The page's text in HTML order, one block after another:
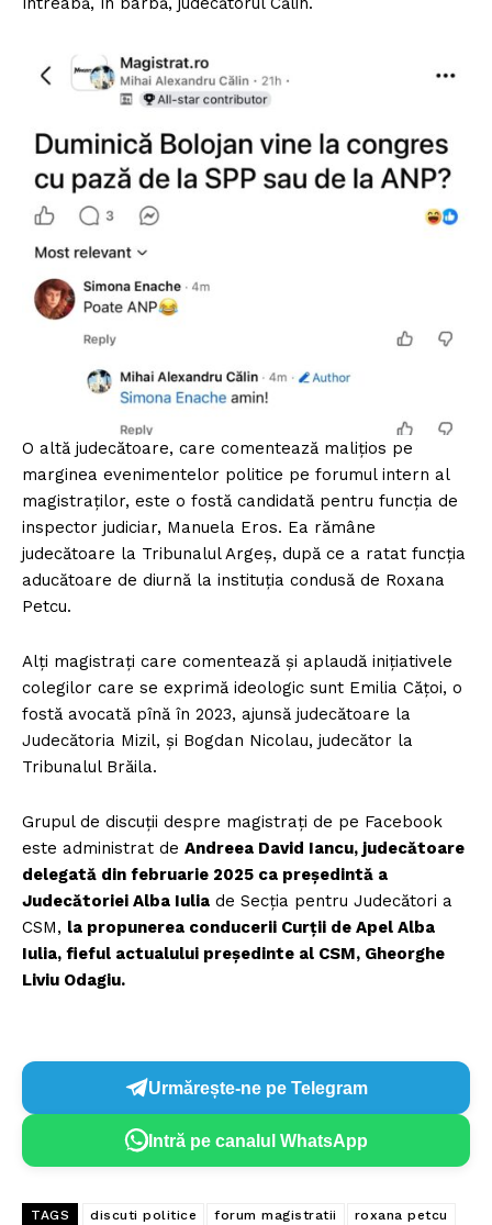
O altă judecătoare, care comentează malițios pe
marginea evenimentelor politice pe forumul intern al
magistraților, este o fostă candidată pentru funcția de
inspector judiciar, Manuela Eros. Ea rămâne
judecătoare la Tribunalul Argeș, după ce a ratat funcția
aducătoare de diurnă la instituția condusă de Roxana
Petcu.
Alți magistrați care comentează și aplaudă inițiativele
colegilor care se exprimă ideologic sunt Emilia Cățoi, o
fostă avocată pînă în 2023, ajunsă judecătoare la
Judecătoria Mizil, și Bogdan Nicolau, judecător la
Tribunalul Brăila.
Grupul de discuții despre magistrați de pe Facebook
este administrat de Andreea David Iancu, judecătoare
delegată din februarie 2025 ca președintă a
Judecătoriei Alba Iulia de Secția pentru Judecători a
CSM, la propunerea conducerii Curții de Apel Alba
Iulia, fieful actualului președinte al CSM, Gheorghe
Liviu Odagiu.
Urmărește-ne pe Telegram
Intră pe canalul WhatsApp
TAGS discuti politice forum magistratii roxana petcu